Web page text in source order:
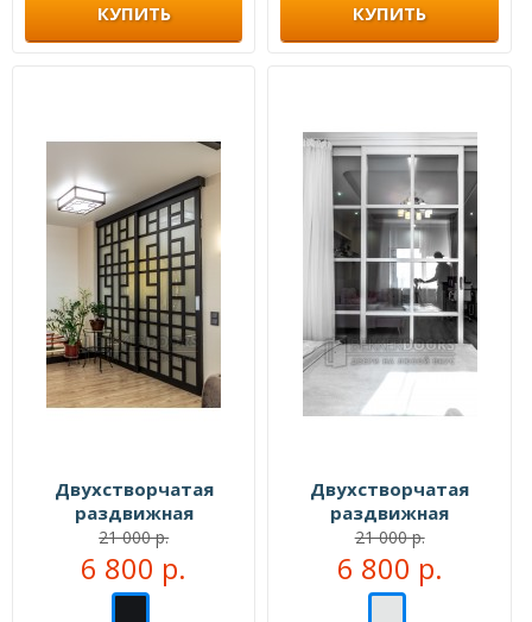
КУПИТЬ КУПИТЬ
Двухстворчатая
раздвижная
перегородка №104333
21 000 р.
6 800 р.
Двухстворчатая
раздвижная
перегородка №104999
21 000 р.
6 800 р.